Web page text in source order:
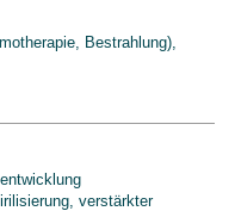
Bestrahlung),
verstärkter